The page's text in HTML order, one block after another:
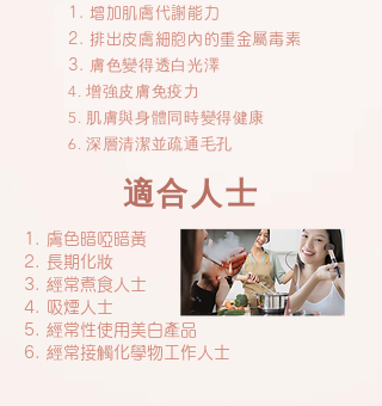
1. 增加肌膚代謝能力
2. 排出皮膚細胞內的重金屬毒素
3. 膚色變得透白光澤
​4. 增強皮膚免疫力
​5. 肌膚與身體同時變得健康
​6. 深層清潔並疏通毛孔
適合人士
1. 膚色暗啞暗黃
2. 長期化妝
3. 經常煮食人士
4. 吸煙人士
5. 經常性使用美白產品
6. 經常接觸化學物工作人士